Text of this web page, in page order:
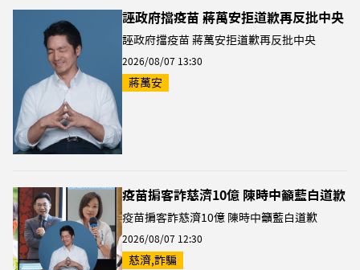
誣政府擋疫苗 蔣萬安拒道歉再反批中央
誣政府擋疫苗 蔣萬安拒道歉再反批中央
2026/08/07 13:30
蔣萬安
疫苗掮客詐慈濟10億 陳時中籲藍白道歉
疫苗掮客詐慈濟10億 陳時中籲藍白道歉
2026/08/07 12:30
慈濟,詐騙